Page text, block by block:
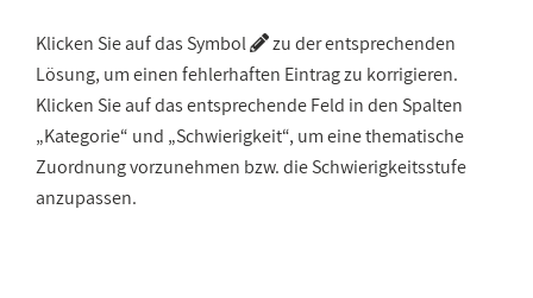
Klicken Sie auf das Symbol
zu der entsprechenden
Lösung, um einen fehlerhaften Eintrag zu korrigieren.
Klicken Sie auf das entsprechende Feld in den Spalten
„Kategorie“ und „Schwierigkeit“, um eine thematische
Zuordnung vorzunehmen bzw. die Schwierigkeitsstufe
anzupassen.